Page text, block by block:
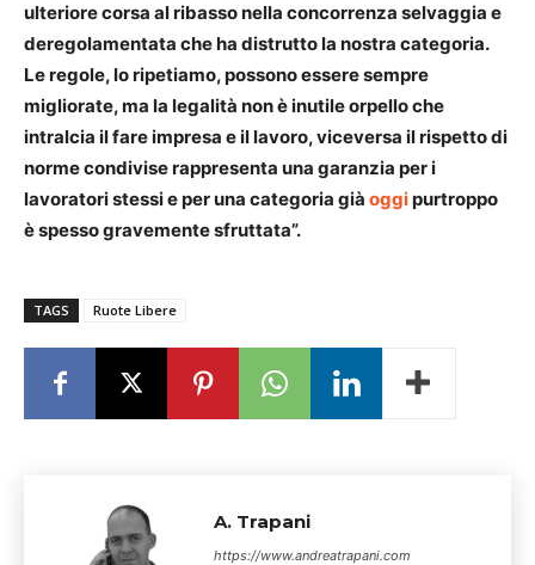
ulteriore corsa al ribasso nella concorrenza selvaggia e
deregolamentata che ha distrutto la nostra categoria.
Le regole, lo ripetiamo, possono essere sempre
migliorate, ma la legalità non è inutile orpello che
intralcia il fare impresa e il lavoro, viceversa il rispetto di
norme condivise rappresenta una garanzia per i
lavoratori stessi e per una categoria già oggipurtroppo
è spesso gravemente sfruttata”.
TAGS Ruote Libere
A. Trapani
https://www.andreatrapani.com